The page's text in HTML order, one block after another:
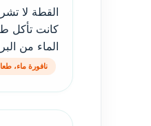
القطة لا
كانت تأكل
الماء من
نافورة ماء،